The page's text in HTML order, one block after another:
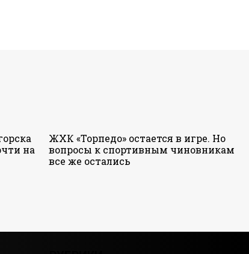
на
ЖХК «Торпедо» остается в игре. Но
вопросы к спортивным чиновникам
все же остались